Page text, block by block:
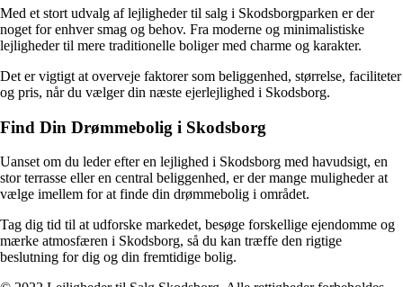
Med et stort udvalg af lejligheder til salg i Skodsborgparken er der
noget for enhver smag og behov. Fra moderne og minimalistiske
lejligheder til mere traditionelle boliger med charme og karakter.
Det er vigtigt at overveje faktorer som beliggenhed, størrelse, faciliteter
og pris, når du vælger din næste ejerlejlighed i Skodsborg.
Find Din Drømmebolig i Skodsborg
Uanset om du leder efter en lejlighed i Skodsborg med havudsigt, en
stor terrasse eller en central beliggenhed, er der mange muligheder at
vælge imellem for at finde din drømmebolig i området.
Tag dig tid til at udforske markedet, besøge forskellige ejendomme og
mærke atmosfæren i Skodsborg, så du kan træffe den rigtige
beslutning for dig og din fremtidige bolig.